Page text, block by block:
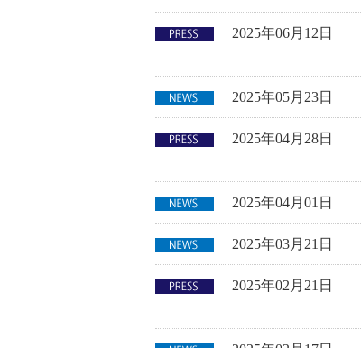
2025年06月12日
2025年05月23日
2025年04月28日
2025年04月01日
2025年03月21日
2025年02月21日